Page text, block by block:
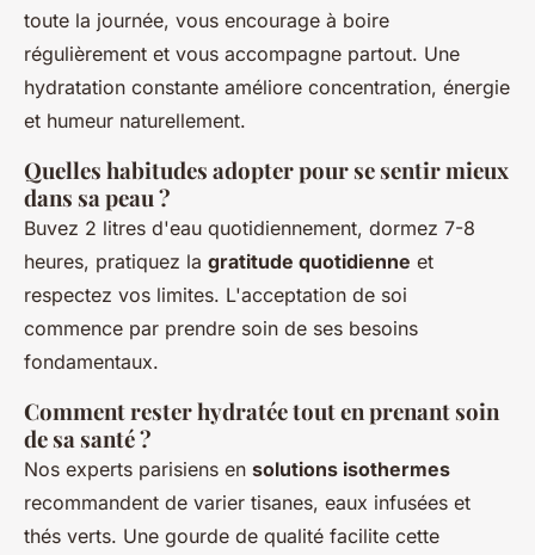
toute la journée, vous encourage à boire
régulièrement et vous accompagne partout. Une
hydratation constante améliore concentration, énergie
et humeur naturellement.
Quelles habitudes adopter pour se sentir mieux
dans sa peau ?
Buvez 2 litres d'eau quotidiennement, dormez 7-8
heures, pratiquez la gratitude quotidienne et
respectez vos limites. L'acceptation de soi
commence par prendre soin de ses besoins
fondamentaux.
Comment rester hydratée tout en prenant soin
de sa santé ?
Nos experts parisiens en solutions isothermes
recommandent de varier tisanes, eaux infusées et
thés verts. Une gourde de qualité facilite cette